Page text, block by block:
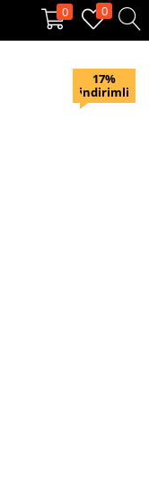
0 0
KAYIT OL
17%
indirimli